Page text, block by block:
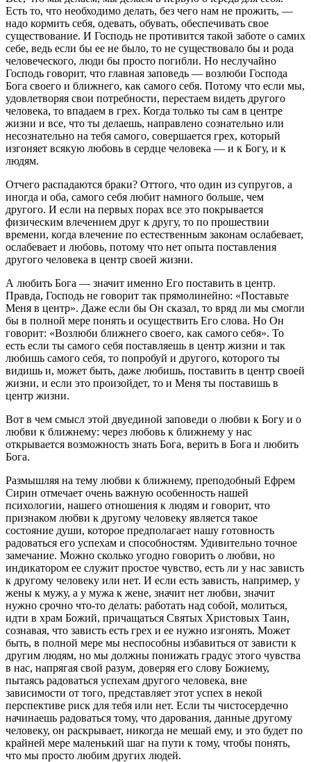
Есть то, что необходимо делать, без чего нам не прожить, —
надо кормить себя, одевать, обувать, обеспечивать свое
существование. И Господь не противится такой заботе о самих
себе, ведь если бы ее не было, то не существовало бы и рода
человеческого, люди бы просто погибли. Но неслучайно
Господь говорит, что главная заповедь — возлюби Господа
Бога своего и ближнего, как самого себя. Потому что если мы,
удовлетворяя свои потребности, перестаем видеть другого
человека, то впадаем в грех. Когда только ты сам в центре
жизни и все, что ты делаешь, направлено сознательно или
несознательно на тебя самого, совершается грех, который
изгоняет всякую любовь в сердце человека — и к Богу, и к
людям.
Отчего распадаются браки? Оттого, что один из супругов, а
иногда и оба, самого себя любит намного больше, чем
другого. И если на первых порах все это покрывается
физическим влечением друг к другу, то по прошествии
времени, когда влечение по естественным законам ослабевает,
ослабевает и любовь, потому что нет опыта поставления
другого человека в центр своей жизни.
А любить Бога — значит именно Его поставить в центр.
Правда, Господь не говорит так прямолинейно: «Поставьте
Меня в центр». Даже если бы Он сказал, то вряд ли мы смогли
бы в полной мере понять и осуществить Его слова. Но Он
говорит: «Возлюби ближнего своего, как самого себя». То
есть если ты самого себя поставляешь в центр жизни и так
любишь самого себя, то попробуй и другого, которого ты
видишь и, может быть, даже любишь, поставить в центр своей
жизни, и если это произойдет, то и Меня ты поставишь в
центр жизни.
Вот в чем смысл этой двуединой заповеди о любви к Богу и о
любви к ближнему: через любовь к ближнему у нас
открывается возможность знать Бога, верить в Бога и любить
Бога.
Размышляя на тему любви к ближнему, преподобный Ефрем
Сирин отмечает очень важную особенность нашей
психологии, нашего отношения к людям и говорит, что
признаком любви к другому человеку является такое
состояние души, которое предполагает нашу готовность
радоваться его успехам и способностям. Удивительно точное
замечание. Можно сколько угодно говорить о любви, но
индикатором ее служит простое чувство, есть ли у нас зависть
к другому человеку или нет. И если есть зависть, например, у
жены к мужу, а у мужа к жене, значит нет любви, значит
нужно срочно что-то делать: работать над собой, молиться,
идти в храм Божий, причащаться Святых Христовых Таин,
сознавая, что зависть есть грех и ее нужно изгонять. Может
быть, в полной мере мы неспособны избавиться от зависти к
другим людям, но мы должны понижать градус этого чувства
в нас, напрягая свой разум, доверяя его слову Божиему,
пытаясь радоваться успехам другого человека, вне
зависимости от того, представляет этот успех в некой
перспективе риск для тебя или нет. Если ты чистосердечно
начинаешь радоваться тому, что дарования, данные другому
человеку, он раскрывает, никогда не мешай ему, и это будет по
крайней мере маленький шаг на пути к тому, чтобы понять,
что мы просто любим других людей.